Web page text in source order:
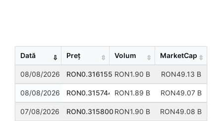
Dată Preț Volum MarketCap
08/08/2026 RON0.316155 RON1.90 B RON49.13 B
08/08/2026 RON0.315744 RON1.89 B RON49.07 B
07/08/2026 RON0.315800RON1.90 B RON49.08 B